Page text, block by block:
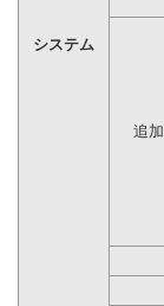
システム
追